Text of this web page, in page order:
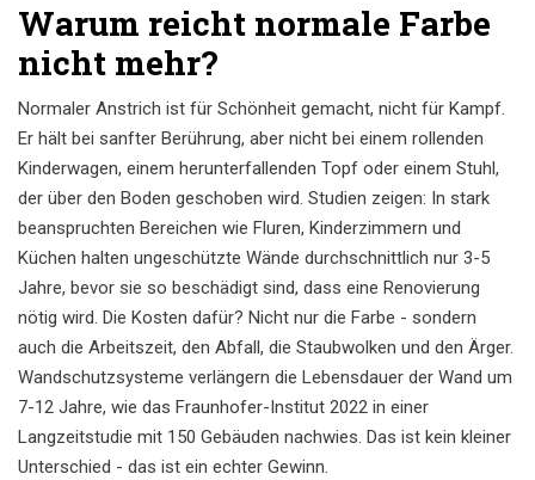
Warum reicht normale Farbe
nicht mehr?
Normaler Anstrich ist für Schönheit gemacht, nicht für Kampf.
Er hält bei sanfter Berührung, aber nicht bei einem rollenden
Kinderwagen, einem herunterfallenden Topf oder einem Stuhl,
der über den Boden geschoben wird. Studien zeigen: In stark
beanspruchten Bereichen wie Fluren, Kinderzimmern und
Küchen halten ungeschützte Wände durchschnittlich nur 3-5
Jahre, bevor sie so beschädigt sind, dass eine Renovierung
nötig wird. Die Kosten dafür? Nicht nur die Farbe - sondern
auch die Arbeitszeit, den Abfall, die Staubwolken und den Ärger.
Wandschutzsysteme verlängern die Lebensdauer der Wand um
7-12 Jahre, wie das Fraunhofer-Institut 2022 in einer
Langzeitstudie mit 150 Gebäuden nachwies. Das ist kein kleiner
Unterschied - das ist ein echter Gewinn.